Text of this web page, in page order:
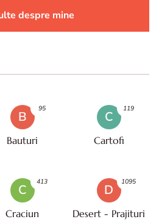
despre mine
B
Bauturi
95
C
Cartofi
119
C
Craciun
413
D
Desert - Prajituri
1095